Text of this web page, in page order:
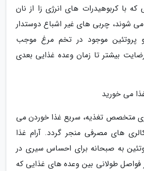
با کربوهیدرات های انرژی زا از نان
شوند، چربی های غیر اشباع دوستدار
پروتئین موجود در تخم مرغ موجب
بیشتر تا زمان وعده غذایی بعدی
می خورید
متخصص تغذیه، سریع غذا خوردن می
های مصرفی منجر گردد. آرام غذا
به صبحانه برای احساس سیری در
فواصل طولانی بین وعده های غذایی که